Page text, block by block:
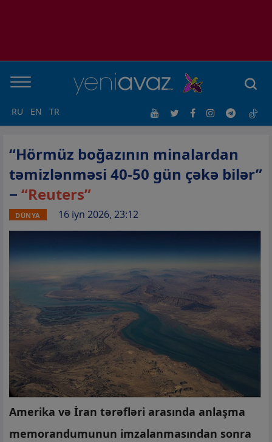
RU EN TR
“Hörmüz boğazının minalardan
təmizlənməsi 40-50 gün çəkə bilər”
− “Reuters”
DÜNYA 16 iyn 2026, 23:12
Amerika və İran tərəfləri arasında anlaşma
memorandumunun imzalanmasından sonra